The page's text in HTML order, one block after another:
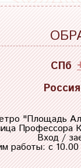
СПб
Россия
"Площадь
Профессора
Вход /
работы: с